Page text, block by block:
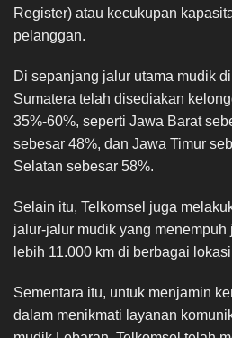
Register) atau kecukupan
pelanggan.
Di sepanjang jalur utama mudik
Sumatera telah disediakan
35%-60%, seperti Jawa Barat
sebesar 48%, dan Jawa Timur
Selatan sebesar 58%.
Selain itu, Telkomsel juga
jalur-jalur mudik yang menempuh
lebih 11.000 km di berbagai
Sementara itu, untuk menjamin
dalam menikmati layanan